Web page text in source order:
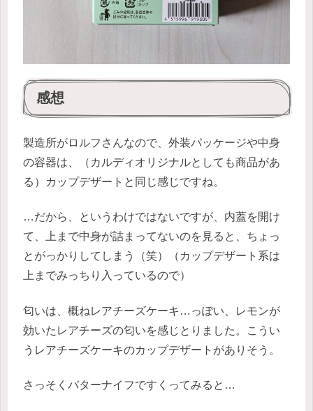
感想
製造所がロルフさんなので、外装パッケージや中身
の容器は、（カルディオリジナルとしても商品があ
る）カップデザートと同じ感じですね。
…だから、というわけではないですが、内蓋を開け
て、上まで中身が詰まってないのを見ると、ちょっ
とがっかりしてしまう（笑）（カップデザート系は
上までみっちり入っているので）
匂いは、概ねレアチーズケーキ…っぽい、レモンが
効いたレアチーズの匂いを感じとりました。こうい
うレアチーズケーキのカップデザートがありそう。
さっそくバターナイフですくってみると…